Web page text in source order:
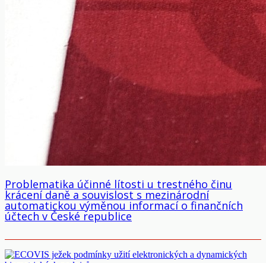
Problematika účinné lítosti u trestného činu
krácení daně a souvislost s mezinárodní
automatickou výměnou informací o finančních
účtech v České republice